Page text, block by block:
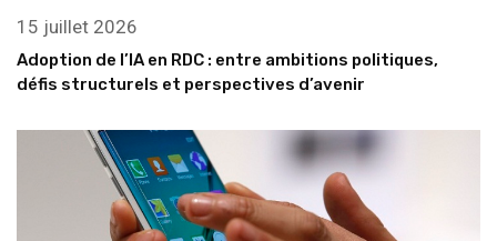
15 juillet 2026
Adoption de l’IA en RDC : entre ambitions politiques,
défis structurels et perspectives d’avenir